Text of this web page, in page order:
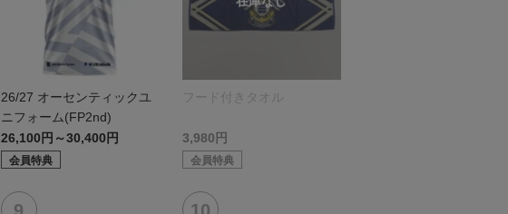
26/27 オーセンティックユ
ニフォーム(FP2nd)
26,100円～30,400円
会員特典
フード付きタオル
3,980円
会員特典